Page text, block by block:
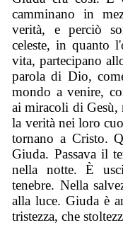
camminano in
verità, e perciò
celeste, in quanto
vita, partecipano
parola di Dio,
mondo a venire,
ai miracoli di Gesù,
la verità nei loro
tornano a Cristo.
Giuda. Passava il
nella notte. È
tenebre. Nella
alla luce. Giuda è
tristezza, che